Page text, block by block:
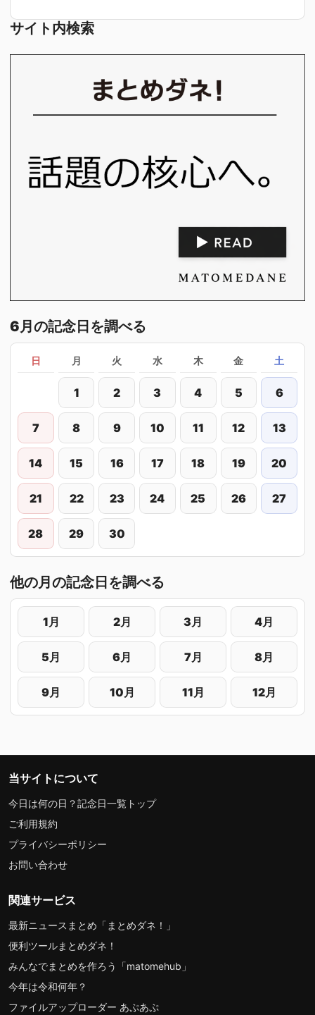
サイト内検索
6月の記念日を調べる
日 月 火 水 木 金 土
1 2 3 4 5 6
7 8 9 10 11 12 13
14 15 16 17 18 19 20
21 22 23 24 25 26 27
28 29 30
他の月の記念日を調べる
1月 2月 3月 4月
5月 6月 7月 8月
9月 10月 11月 12月
当サイトについて
今日は何の日？記念日一覧トップ
ご利用規約
プライバシーポリシー
お問い合わせ
関連サービス
最新ニュースまとめ「まとめダネ！」
便利ツールまとめダネ！
みんなでまとめを作ろう「matomehub」
今年は令和何年？
ファイルアップローダー あぷあぷ